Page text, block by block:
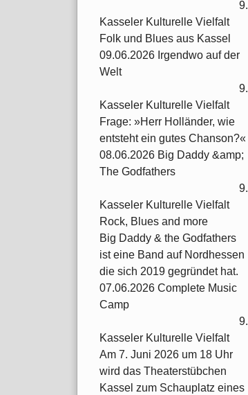
9.
Kasseler Kulturelle Vielfalt
Folk und Blues aus Kassel
09.06.2026 Irgendwo auf der
Welt
9.
Kasseler Kulturelle Vielfalt
Frage: »Herr Holländer, wie
entsteht ein gutes Chanson?«
08.06.2026 Big Daddy &amp;
The Godfathers
9.
Kasseler Kulturelle Vielfalt
Rock, Blues and more
Big Daddy & the Godfathers
ist eine Band auf Nordhessen
die sich 2019 gegründet hat.
07.06.2026 Complete Music
Camp
9.
Kasseler Kulturelle Vielfalt
Am 7. Juni 2026 um 18 Uhr
wird das Theaterstübchen
Kassel zum Schauplatz eines